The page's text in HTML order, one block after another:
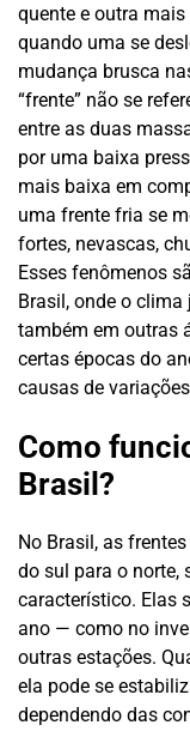
quente e outra
quando uma se
mudança brusca
“frente” não se
entre as duas
por uma baixa
mais baixa em
uma frente fria se
fortes, nevascas,
Esses fenômenos
Brasil, onde o
também em outras
certas épocas do
causas de
Como
Brasil?
No Brasil, as
do sul para o norte,
característico. Elas
ano — como no
outras estações.
ela pode se
dependendo das